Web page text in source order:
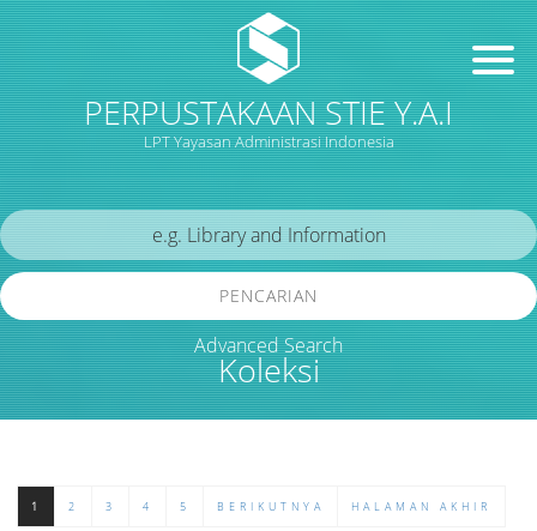
PERPUSTAKAAN STIE Y.A.I
LPT Yayasan Administrasi Indonesia
Koleksi
PENCARIAN
Advanced Search
1 2 3 4 5 BERIKUTNYA HALAMAN AKHIR